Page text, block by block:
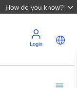
How do you know?
Login